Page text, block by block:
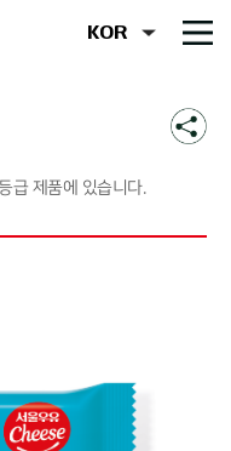
급 제품에 있습니다.